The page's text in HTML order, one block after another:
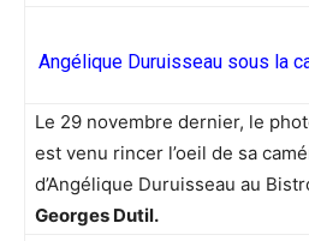
Angélique Duruisseau sous la
Le 29 novembre dernier, le
est venu rincer l’oeil de sa
d’Angélique Duruisseau au
Georges Dutil.